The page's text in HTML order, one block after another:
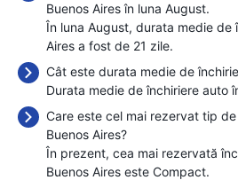
Buenos Aires în luna August.
În luna August, durata medie de
Aires a fost de 21 zile.
Cât este durata medie de
Durata medie de închiriere auto
Care este cel mai rezervat tip
Buenos Aires?
În prezent, cea mai rezervată
Buenos Aires este Compact.